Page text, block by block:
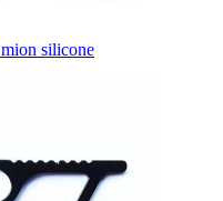
silicone